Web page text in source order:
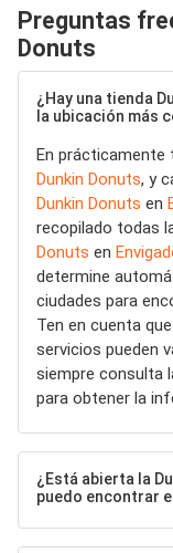
Preguntas
Donuts
¿Hay una tienda
la ubicación más
En prácticamente
Dunkin Donuts, y
Dunkin Donuts en
recopilado todas
Donuts en
determine
ciudades para
Ten en cuenta
servicios pueden
siempre consulta
para obtener la
¿Está abierta la
puedo encontrar